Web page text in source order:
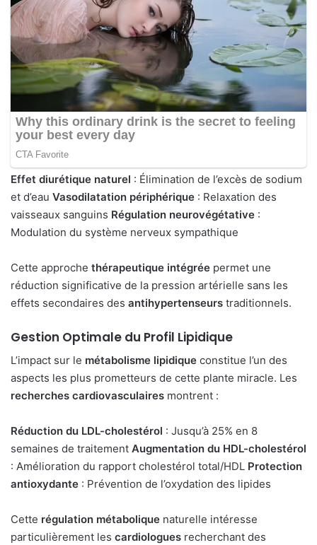
Effet diurétique naturel : Élimination de l’excès de sodium
et d’eau Vasodilatation périphérique : Relaxation des
vaisseaux sanguins Régulation neurovégétative :
Modulation du système nerveux sympathique
Cette approche thérapeutique intégrée permet une
réduction significative de la pression artérielle sans les
effets secondaires des antihypertenseurs traditionnels.
Gestion Optimale du Profil Lipidique
L’impact sur le métabolisme lipidique constitue l’un des
aspects les plus prometteurs de cette plante miracle. Les
recherches cardiovasculaires montrent :
Réduction du LDL-cholestérol : Jusqu’à 25% en 8
semaines de traitement Augmentation du HDL-cholestérol
: Amélioration du rapport cholestérol total/HDL Protection
antioxydante : Prévention de l’oxydation des lipides
Cette régulation métabolique naturelle intéresse
particulièrement les cardiologues recherchant des